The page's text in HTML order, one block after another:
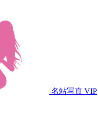
名站写真 VIP